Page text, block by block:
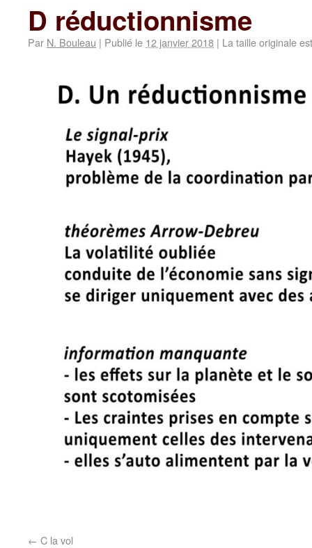
D réductionnisme
Par N. Bouleau | Publié le 12 janvier 2018 | La taille originale
C la vol